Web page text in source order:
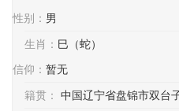
性别： 男
生肖： 巳（蛇）
信仰： 暂无
籍贯： 中国辽宁省盘锦市双台